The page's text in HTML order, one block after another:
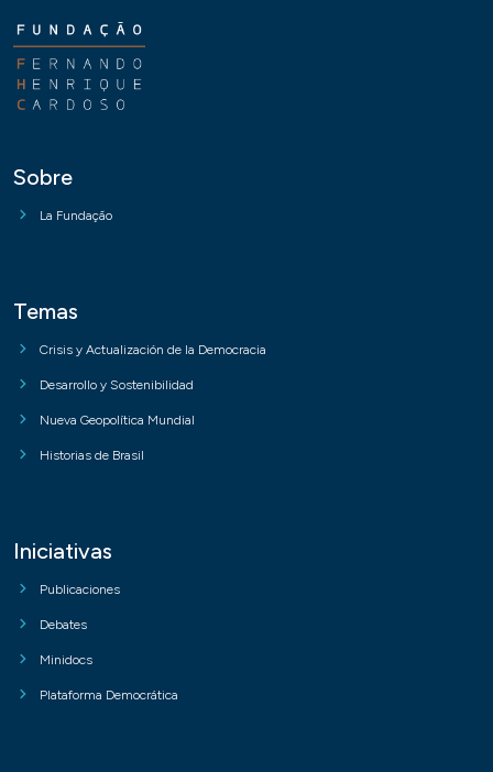
Sobre
La Fundação
Temas
Crisis y Actualización de la Democracia
Desarrollo y Sostenibilidad
Nueva Geopolítica Mundial
Historias de Brasil
Iniciativas
Publicaciones
Debates
Minidocs
Plataforma Democrática